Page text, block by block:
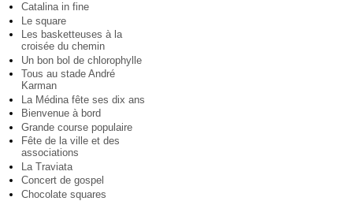
Catalina in fine
Le square
Les basketteuses à la
croisée du chemin
Un bon bol de chlorophylle
Tous au stade André
Karman
La Médina fête ses dix ans
Bienvenue à bord
Grande course populaire
Fête de la ville et des
associations
La Traviata
Concert de gospel
Chocolate squares